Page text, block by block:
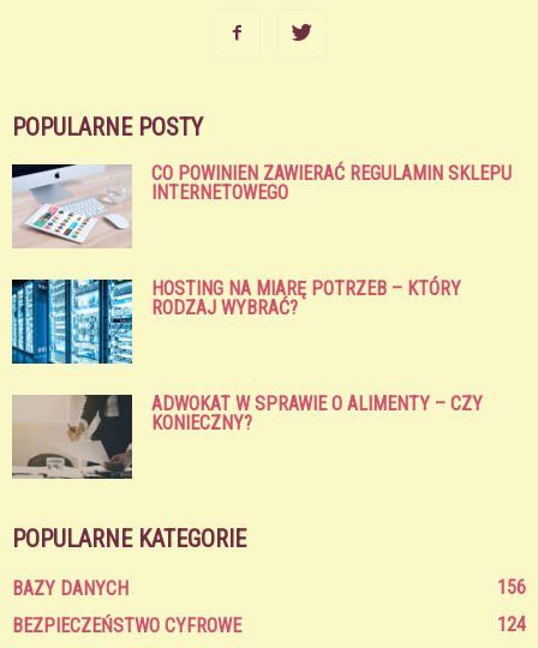
POPULARNE POSTY
CO POWINIEN ZAWIERAĆ REGULAMIN SKLEPU
INTERNETOWEGO
HOSTING NA MIARĘ POTRZEB – KTÓRY
RODZAJ WYBRAĆ?
ADWOKAT W SPRAWIE O ALIMENTY – CZY
KONIECZNY?
POPULARNE KATEGORIE
BAZY DANYCH
156
BEZPIECZEŃSTWO CYFROWE
124